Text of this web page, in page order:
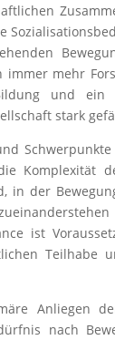
mehr
und ein
stark
Komplexität
in der
ist
Teilhabe
Anliegen
nach